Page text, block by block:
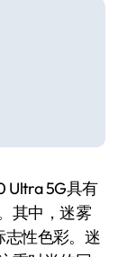
Ultra 5G具有
其中，迷雾
性色彩。迷